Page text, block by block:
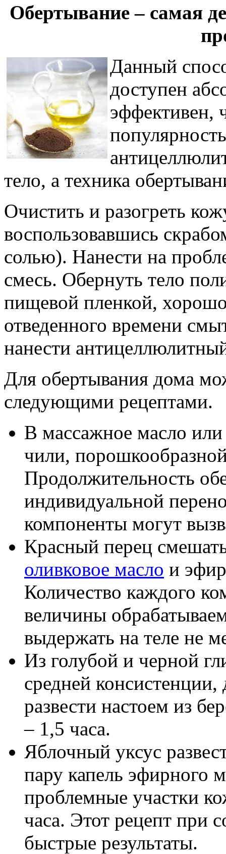
Обертывание – самая
Данный
доступен
эффективен,
тело, а техника
Очистить и разогреть
воспользовавшись
солью). Нанести на
смесь. Обернуть тело
пищевой пленкой,
отведенного времени
нанести
Для обертывания дома
следующими рецептами.
В массажное масло
чили,
Продолжительность
индивидуальной
компоненты могут
Красный перец
оливковое масло и
Количество каждого
величины
выдержать на теле не
Из голубой и черной
средней
развести настоем из
– 1,5 часа.
Яблочный уксус
пару капель эфирного
проблемные участки
часа. Этот рецепт при
быстрые результаты.